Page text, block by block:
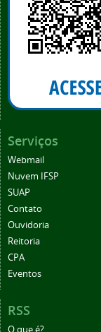
Serviços
Webmail
Nuvem IFSP
SUAP
Contato
Ouvidoria
Reitoria
CPA
Eventos
RSS
O que é?